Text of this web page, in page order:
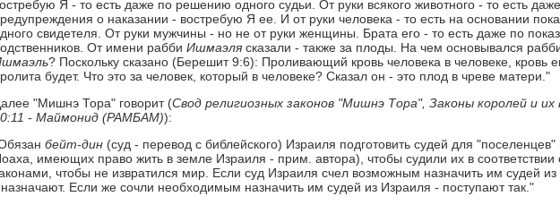
Я - то есть даже по решению одного судьи. От руки всякого животного - то есть
о наказании - востребую Я ее. И от руки человека - то есть на основании
свидетеля. От руки мужчины - но не от руки женщины. Брата его - то есть даже по
От имени рабби Ишмаэлясказали - также за плоды. На чем основывался
? Поскольку сказано (Берешит 9:6): Проливающий кровь человека в человеке, кровь
будет. Что это за человек, который в человеке? Сказал он - это плод в чреве матери."
"Мишнэ Тора" говорит (Свод религиозных законов "Мишнэ Тора", Законы королей и их
- Маймонид (РАМБАМ)):
бейт-дин(суд - перевод с библейского) Израиля подготовить судей для "поселенцев"
имеющих право жить в земле Израиля - прим. автора), чтобы судили их в соответствии
чтобы не извратился мир. Если суд Израиля счел возможным назначить им судей
Если же сочли необходимым назначить им судей из Израиля - поступают так."